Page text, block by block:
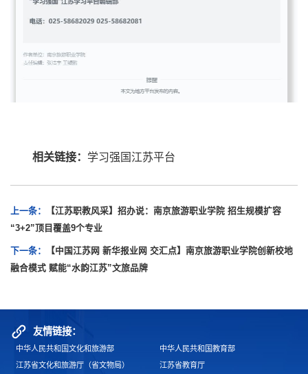
相关链接： 学习强国江苏平台
上一条：
【江苏职教风采】招办说：南京旅游职业学院 招生规模扩容
“3+2”顶目覆盖9个专业
下一条：
【中国江苏网 新华报业网 交汇点】南京旅游职业学院创新校地
融合模式 赋能“水韵江苏”文旅品牌
友情链接：
中华人民共和国文化和旅游部
中华人民共和国教育部
江苏省文化和旅游厅（省文物局）
江苏省教育厅